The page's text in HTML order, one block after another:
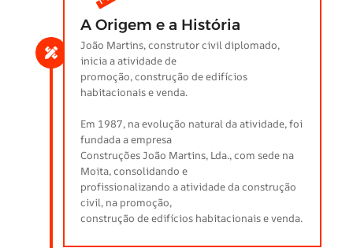
A Origem e a História
João Martins, construtor civil diplomado,
inicia a atividade de
promoção, construção de edifícios
habitacionais e venda.
Em 1987, na evolução natural da atividade, foi
fundada a empresa
Construções João Martins, Lda., com sede na
Moita, consolidando e
profissionalizando a atividade da construção
civil, na promoção,
construção de edifícios habitacionais e venda.